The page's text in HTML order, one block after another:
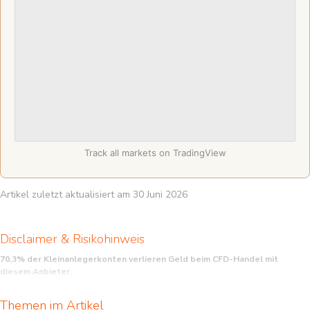
Track all markets on TradingView
Artikel zuletzt aktualisiert am 30 Juni 2026
Disclaimer & Risikohinweis
70,3% der Kleinanlegerkonten verlieren Geld beim CFD-Handel mit
diesem Anbieter.
hohes Risiko, schnell Geld zu verlieren. Sie sollten überlegen, ob Sie verstehen,
Themen im Artikel